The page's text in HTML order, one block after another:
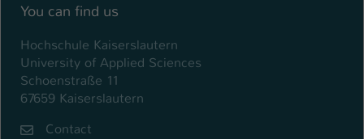
You can find us
Hochschule Kaiserslautern
University of Applied Sciences
Schoenstraße 11
67659 Kaiserslautern
Contact